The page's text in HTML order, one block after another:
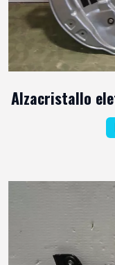
Alzacristallo